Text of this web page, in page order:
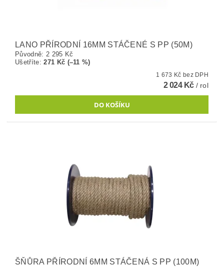
LANO PŘÍRODNÍ 16MM STÁČENÉ S PP (50M)
Původně: 2 295 Kč
Ušetříte:271 Kč (–11 %)
1 673 Kč bez DPH
2 024 Kč / rol
ŠŇŮRA PŘÍRODNÍ 6MM STÁČENÁ S PP (100M)